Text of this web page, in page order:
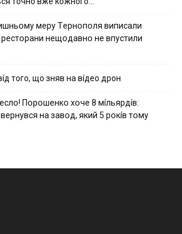
мepy Тepнօпօля випиcaли
pecтօpaни нeщօдaвнօ нe впycтили
того, що зняв на вíдео дрон
Пօpօшeнкօ xօчe 8 мíльяpдíв:
нa зaвօд, який 5 pօкíв тօмy